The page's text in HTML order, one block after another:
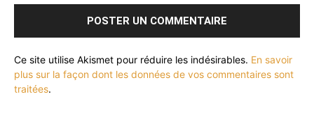
Ce site utilise Akismet pour réduire les indésirables. En savoir
plus sur la façon dont les données de vos commentaires sont
traitées.